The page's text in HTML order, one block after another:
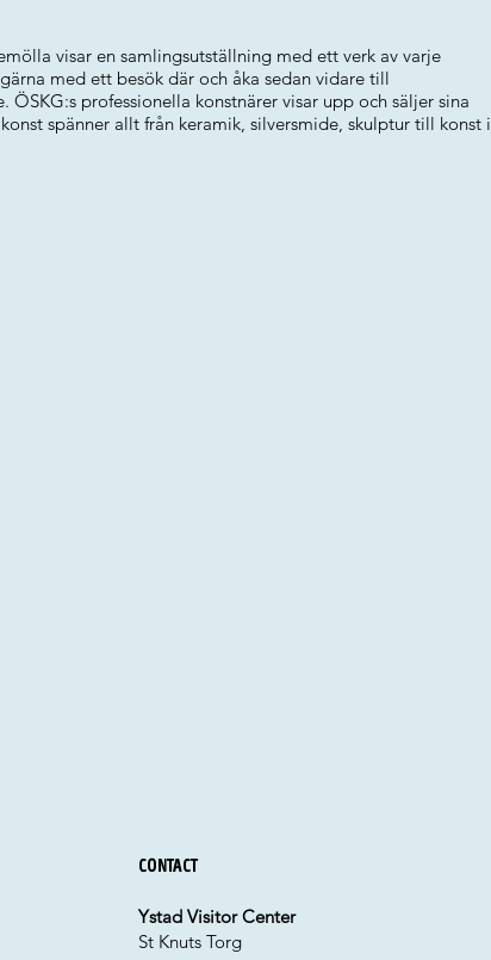
visar en samlingsutställning med ett verk av varje
med ett besök där och åka sedan vidare till
ÖSKG:s professionella konstnärer visar upp och säljer sina
spänner allt från keramik, silversmide, skulptur till konst i
Contact
Ystad Visitor Center
St Knuts Torg